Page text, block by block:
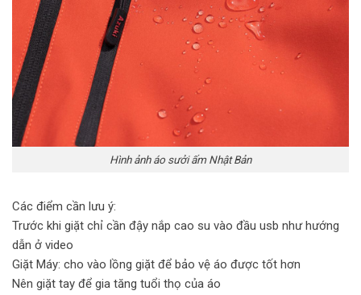
Hình ảnh áo sưởi ấm Nhật Bản
Các điểm cần lưu ý:
Trước khi giặt chỉ cần đậy nắp cao su vào đầu usb như hướng
dẫn ở video
Giặt Máy: cho vào lồng giặt để bảo vệ áo được tốt hơn
Nên giặt tay để gia tăng tuổi thọ của áo